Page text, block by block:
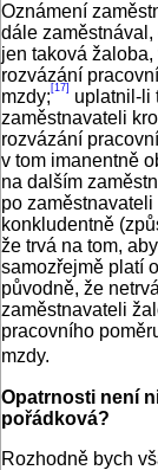
Oznámení
dále
jen taková
rozvázání
mzdy; [17]
uplatnil-li
zaměstnavateli
rozvázání
v tom imanentně
na dalším
po
konkludentně
že trvá na tom,
samozřejmě platí
původně, že
zaměstnavateli
pracovního
mzdy.
Opatrnosti není
pořádková?
Rozhodně bych